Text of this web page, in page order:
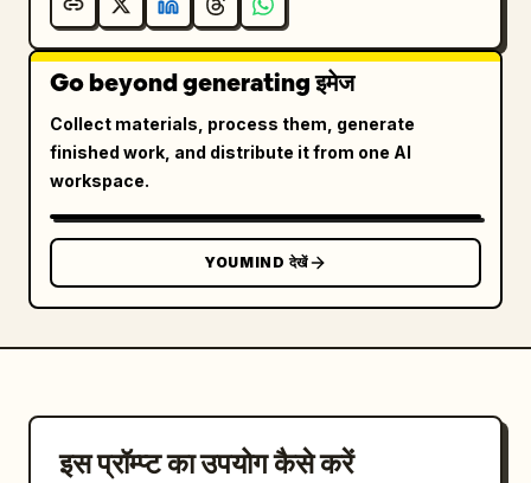
Go beyond generating इमेज
Collect materials, process them, generate
finished work, and distribute it from one AI
workspace.
YOUMIND देखें
इस प्रॉम्प्ट का उपयोग कैसे करें